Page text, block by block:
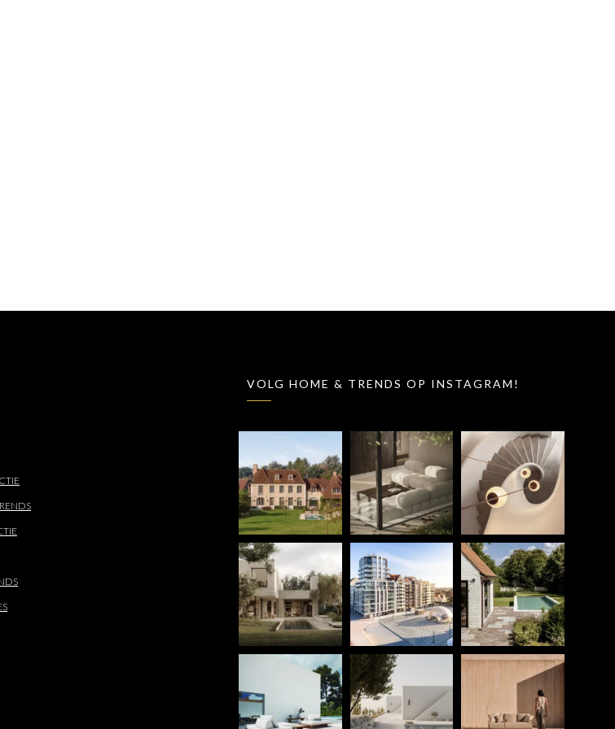
VOLG HOME & TRENDS OP INSTAGRAM!